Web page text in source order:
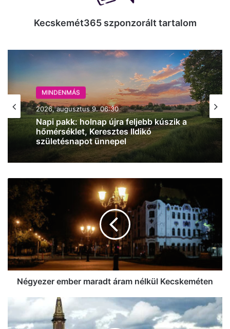
Kecskemét365 szponzorált tartalom
MINDENMÁS
2026, augusztus 8. 18:00
Vasárnap még mérsékelt marad a
meleg, 33 fok várható
ember
maradt
áram
nélkül
Kecskeméten
Négyezer ember maradt áram nélkül Kecskeméten
Felhősebb,